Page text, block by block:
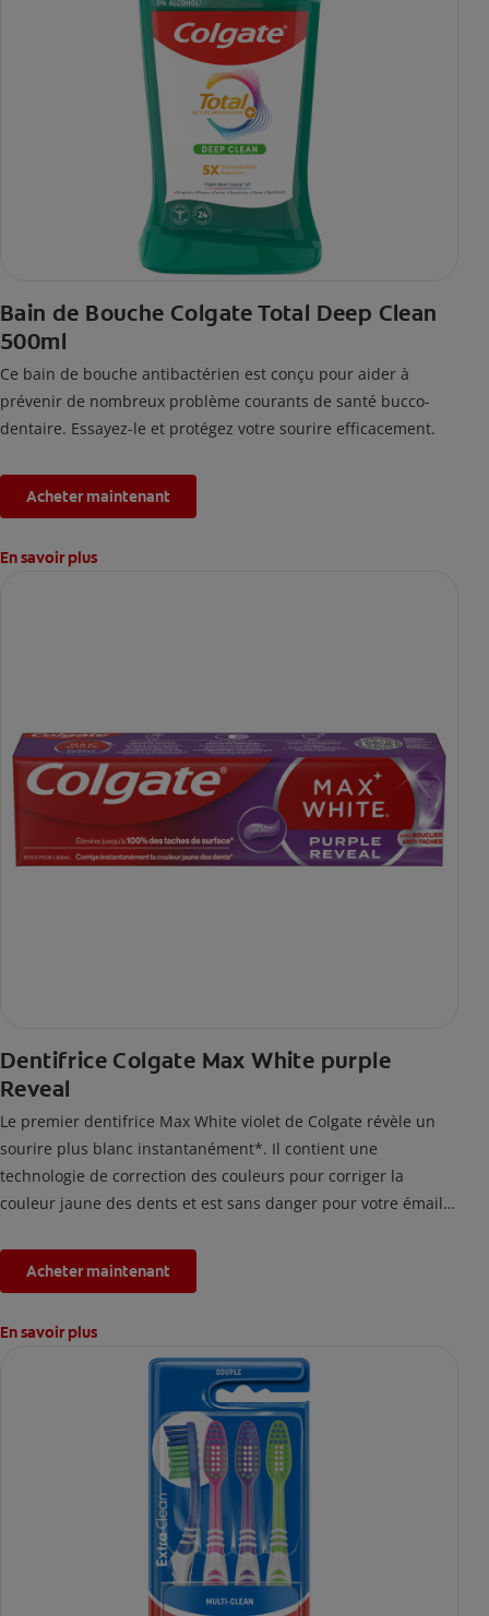
Bain de Bouche Colgate Total Deep Clean
500ml
Ce bain de bouche antibactérien est conçu pour aider à
prévenir de nombreux problème courants de santé bucco-
dentaire. Essayez-le et protégez votre sourire efficacement.
Acheter maintenant
En savoir plus
Dentifrice Colgate Max White purple
Reveal
Le premier dentifrice Max White violet de Colgate révèle un
sourire plus blanc instantanément*. Il contient une
technologie de correction des couleurs pour corriger la
couleur jaune des dents et est sans danger pour votre émail.
Acheter maintenant
En savoir plus